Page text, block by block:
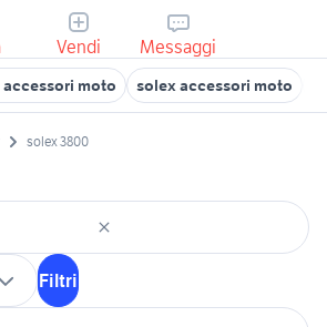
Vendi Messaggi
moto solex accessori moto
solex 3800
Filtri